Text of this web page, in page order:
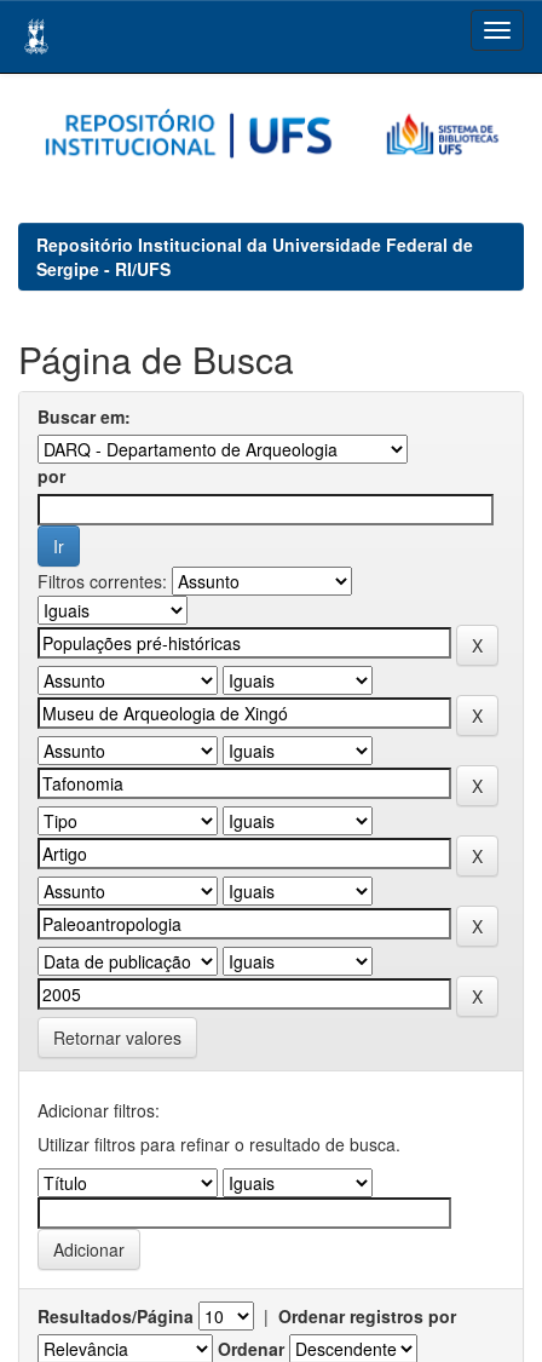
navigation
Repositório Institucional da Universidade Federal de
Sergipe - RI/UFS
Página de Busca
Buscar em:
por
Filtros correntes:
Retornar valores
Adicionar filtros:
Utilizar filtros para refinar o resultado de busca.
Resultados/Página | Ordenar registros por
Ordenar